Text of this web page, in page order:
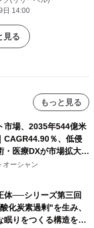
日 14:00
見る
もっと見る
市場、2035年544億米
CAGR44.90％、低侵
・医療DXが市場拡大を
オーシャン
体──シリーズ第三回
化炭素過剰"を生み、
眠りをつくる構造を解